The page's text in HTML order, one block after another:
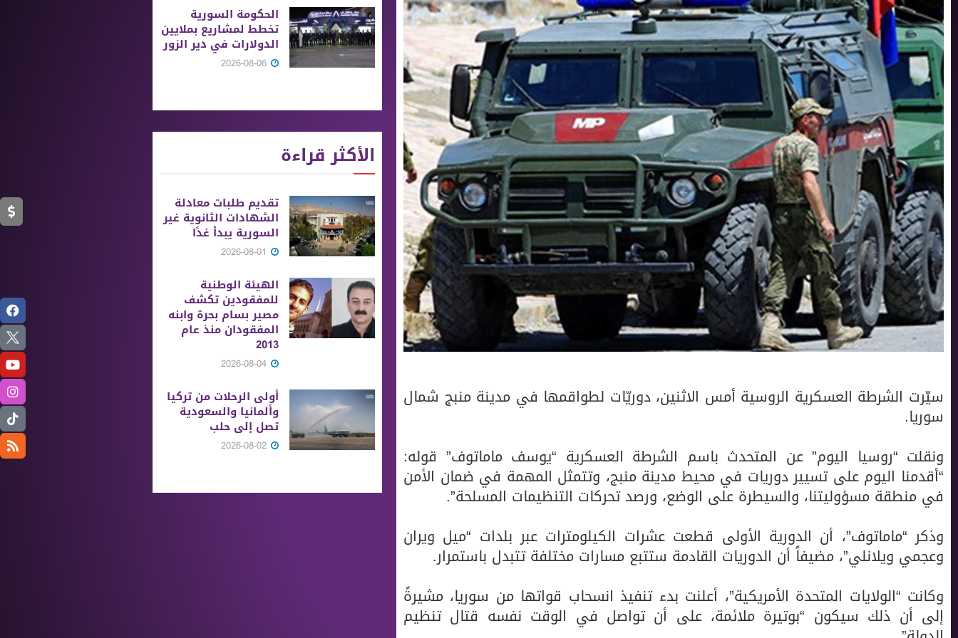
سيّرت الشرطة العسكرية الروسية أمس الاثنين، دوريّات لطواقمها في مدينة منبج شمال
سوريا.
ونقلت “روسيا اليوم” عن المتحدث باسم الشرطة العسكرية “يوسف ماماتوف” قوله:
“أقدمنا اليوم على تسيير دوريات في محيط مدينة منبج، وتتمثل المهمة في ضمان الأمن
في منطقة مسؤوليتنا، والسيطرة على الوضع، ورصد تحركات التنظيمات المسلحة”.
وذكر “ماماتوف”، أن الدورية الأولى قطعت عشرات الكيلومترات عبر بلدات “ميل ويران
وعجمي ويلانلي”، مضيفاً أن الدوريات القادمة ستتبع مسارات مختلفة تتبدل باستمرار.
وكانت “الولايات المتحدة الأمريكية”، أعلنت بدء تنفيذ انسحاب قواتها من سوريا، مشيرةً
إلى أن ذلك سيكون “بوتيرة ملائمة، على أن تواصل في الوقت نفسه قتال تنظيم
الحكومة السورية
تخطط لمشاريع بملايين
الدولارات في دير الزور
الأكثر قراءة
تقديم طلبات معادلة
الشهادات الثانوية ‏غير
السورية يبدأ غدًا
الهيئة الوطنية
للمفقودين تكشف
مصير بسام بحرة وابنه
المفقودان منذ عام
2013
أولى الرحلات من ‏تركيا
وألمانيا والسعودية
تصل إلى حلب